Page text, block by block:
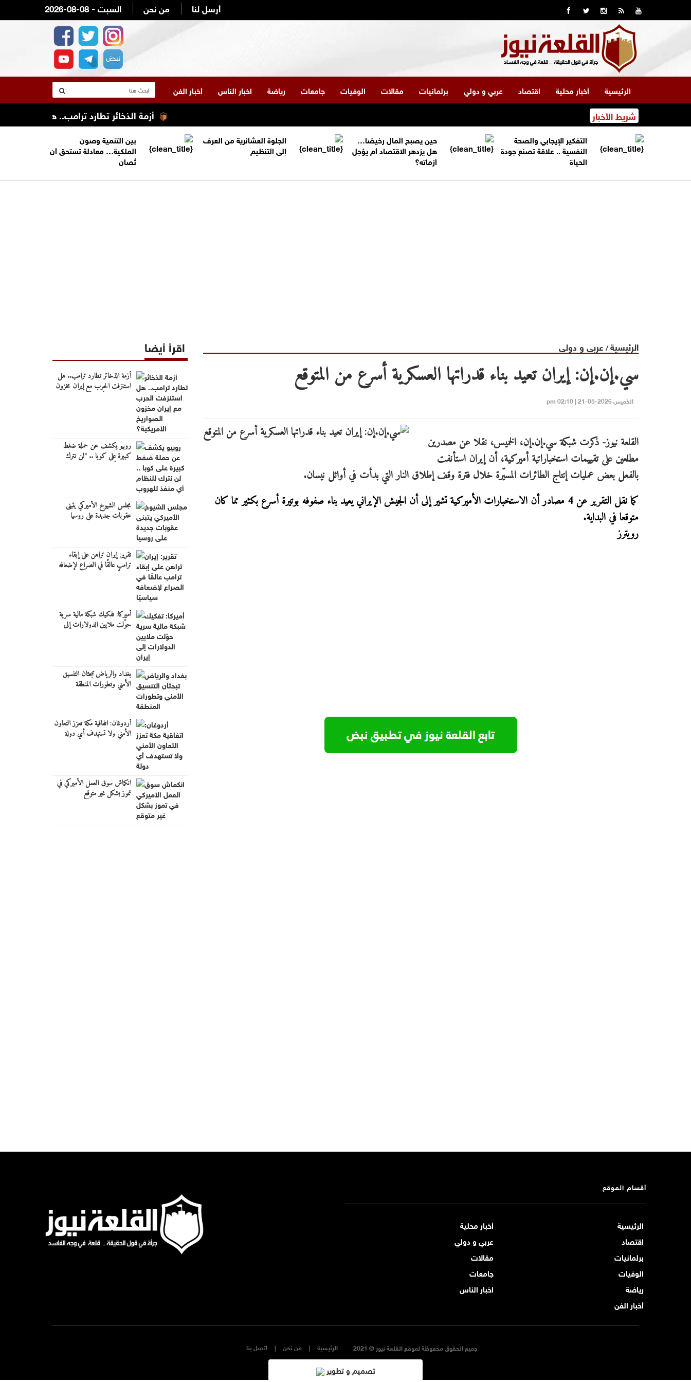
2026-08-08 - السبت من نحن أرسل لنا
الرئيسية أخبار محلية اقتصاد عربي و دولي برلمانيات مقالات الوفيات جامعات رياضة اخبار الناس أخبار الفن
شريط الأخبار أزمة الذخائر تطارد ترامب.. هل استنزفت
التفكير الإيجابي والصحة
النفسية .. علاقة تصنع جودة
الحياة
حين يصبح المال رخيصًا…
هل يزدهر الاقتصاد أم يؤجل
أزماته؟
الجلوة العشائرية من العرف
إلى التنظيم
بين التنمية وصون
الملكية… معادلة تستحق أن
تُصان
الرئيسية/ عربي و دولي
سي.إن.إن: إيران تعيد بناء قدراتها العسكرية أسرع من المتوقع
الخميس 2026-05-21 | 02:10 pm
القلعة نيوز- ذكرت شبكة سي.إن.إن، الخميس، نقلا عن مصدرين
مطلعين على تقييمات استخباراتية أميركية، أن إيران استأنفت
بالفعل بعض عمليات إنتاج الطائرات المسيّرة خلال فترة وقف إطلاق النار التي بدأت في أوائل نيسان.
كما نقل التقرير عن 4 مصادر أن الاستخبارات الأميركية تشير إلى أن الجيش الإيراني يعيد بناء صفوفه بوتيرة أسرع بكثير مما كان
متوقعا في البداية.
رويترز
اقرأ أيضا
أزمة الذخائر تطارد ترامب.. هل
استنزفت الحرب مع إيران مخزون
روبيو يكشف عن حملة ضغط
كبيرة على كوبا .. "لن نترك
مجلس الشيوخ الأميركي يتبنى
عقوبات جديدة على روسيا
تقرير: إيران تراهن على إبقاء
ترامب عالقًا في الصراع لإضعافه
أميركا: تفكيك شبكة مالية سرية
حوّلت ملايين الدولارات إلى
بغداد والرياض تبحثان التنسيق
الأمني وتطورات المنطقة
أردوغان: اتفاقية مكة تعزز التعاون
الأمني ولا تستهدف أي دولة
انكماش سوق العمل الأميركي في
تموز بشكل غير متوقع
أقسام الموقع
الرئيسية
أخبار محلية
اقتصاد
عربي و دولي
برلمانيات
مقالات
الوفيات
جامعات
رياضة
اخبار الناس
أخبار الفن
جميع الحقوق محفوظة لموقع القلعة نيوز © 2021 اتصل بنا من نحن الرئيسية
تصميم و تطوير